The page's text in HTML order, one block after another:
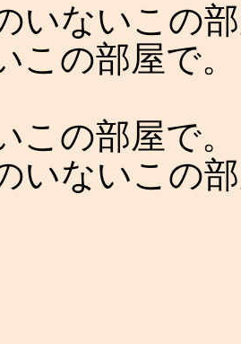
いないこの
の部屋で。
の部屋で。
いないこの